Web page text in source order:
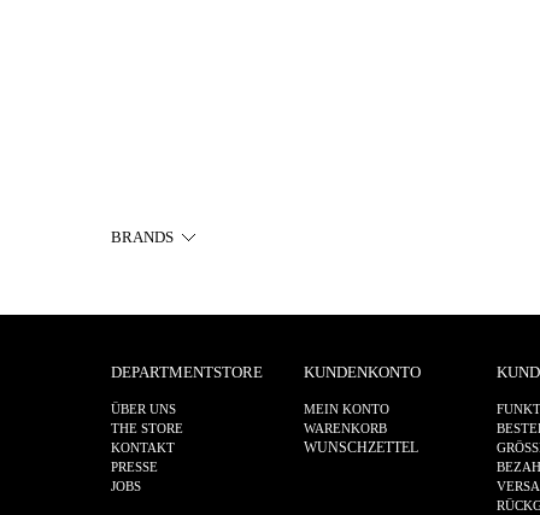
BRANDS
DEPARTMENTSTORE
ÜBER UNS
THE STORE
KONTAKT
PRESSE
JOBS
KUNDENKONTO
MEIN KONTO
WARENKORB
WUNSCHZETTEL